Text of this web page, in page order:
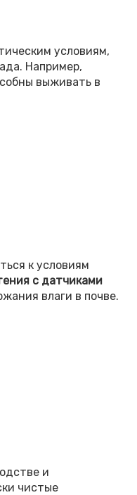
условиям,
Например,
выживать в
к условиям
с датчиками
влаги в почве.
и
чистые